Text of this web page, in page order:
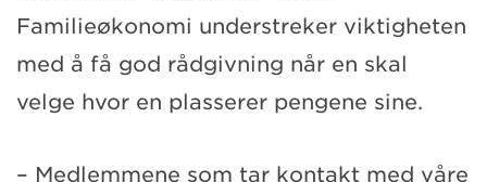
Familieøkonomi understreker viktigheten
med å få god rådgivning når en skal
velge hvor en plasserer pengene sine.
– Medlemmene som tar kontakt med våre